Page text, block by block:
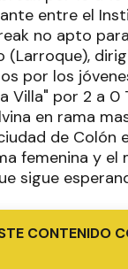
entre el
no apto
(Larroque),
por los
Villa" por 2 a
en rama
de Colón
femenina y
sigue
CONTENIDO